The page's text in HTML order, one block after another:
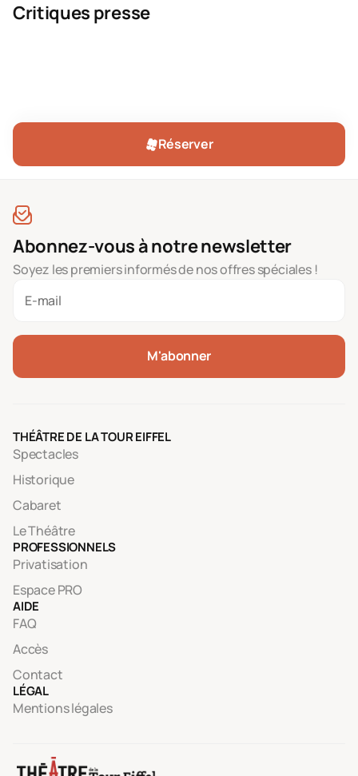
Critiques presse
Réserver
Abonnez-vous à notre newsletter
Soyez les premiers informés de nos offres spéciales !
M'abonner
THÉÂTRE DE LA TOUR EIFFEL
Spectacles
Historique
Cabaret
Le Théâtre
PROFESSIONNELS
Privatisation
Espace PRO
AIDE
FAQ
Accès
Contact
LÉGAL
Mentions légales